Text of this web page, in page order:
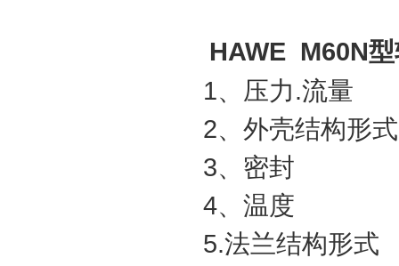
HAWE M60N
1、压力.流量
2、外壳结构形式
3、密封
4、温度
5.法兰结构形式